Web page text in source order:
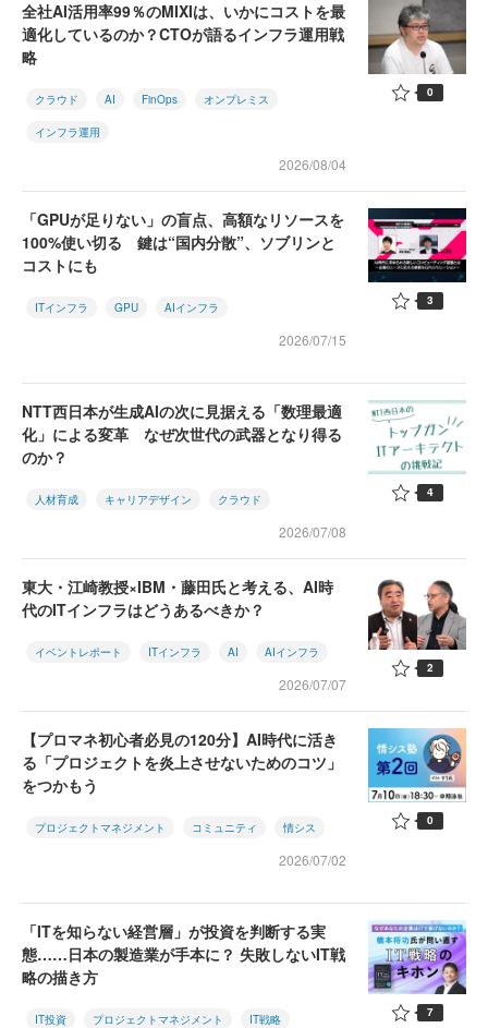
全社AI活用率99％のMIXIは、いかにコストを最
適化しているのか？CTOが語るインフラ運用戦
略
クラウド AI FinOps オンプレミス
インフラ運用
2026/08/04
0
「GPUが足りない」の盲点、高額なリソースを
100%使い切る 鍵は“国内分散”、ソブリンと
コストにも
ITインフラ GPU AIインフラ
2026/07/15
3
NTT西日本が生成AIの次に見据える「数理最適
化」による変革 なぜ次世代の武器となり得る
のか？
人材育成 キャリアデザイン クラウド
2026/07/08
4
東大・江崎教授×IBM・藤田氏と考える、AI時
代のITインフラはどうあるべきか？
イベントレポート ITインフラ AI AIインフラ
2026/07/07
2
【プロマネ初心者必見の120分】AI時代に活き
る「プロジェクトを炎上させないためのコツ」
をつかもう
プロジェクトマネジメント コミュニティ 情シス
2026/07/02
0
「ITを知らない経営層」が投資を判断する実
態……日本の製造業が手本に？ 失敗しないIT戦
略の描き方
IT投資 プロジェクトマネジメント IT戦略 7